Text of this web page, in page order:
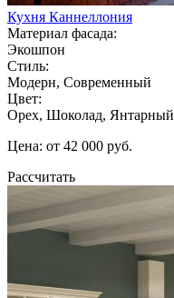
Кухня Каннеллония
Материал фасада:
Экошпон
Стиль:
Модерн, Современный
Цвет:
Орех, Шоколад, Янтарный
Цена: от 42 000 руб.
Рассчитать